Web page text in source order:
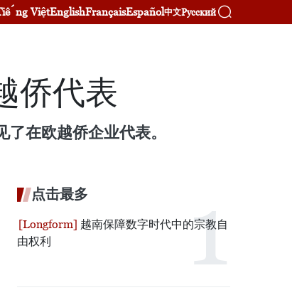
ViệtEnglishFrançaisEspañol中文Русский
侨代表
在欧越侨企业代表。
点击最多
越南保障数字时代中的宗教自
由权利